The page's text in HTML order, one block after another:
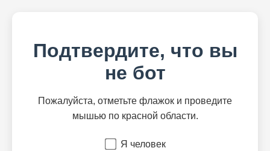
Подтвердите, что вы
не бот
Пожалуйста, отметьте флажок и проведите
мышью по красной области.
Я человек